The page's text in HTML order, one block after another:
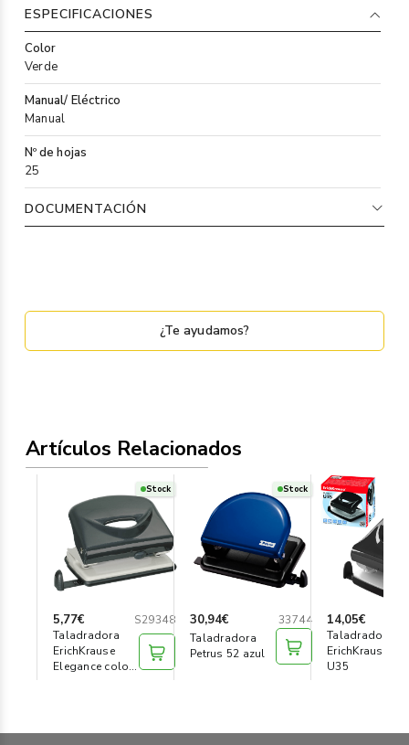
ESPECIFICACIONES
Color
Verde
Manual/ Eléctrico
Manual
Nº de hojas
25
DOCUMENTACIÓN
¿Te ayudamos?
Artículos Relacionados
Stock
5,77€
S29348
Taladradora
ErichKrause
Elegance color
Stock
30,94€
33744
Taladradora
Petrus 52 azul
14,05€
Taladradora
ErichKrause
U35